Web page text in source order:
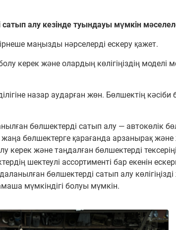
алу кезінде туындауы мүмкін
маңызды нәрселерді ескеру қажет.
керек және олардың көлігіңіздің
назар аударған жөн. Бөлшектің кәсіби
бөлшектерді сатып алу — автокөлік
жаңа бөлшектерге қарағанда арзанырақ
және таңдалған бөлшектерді
шектеулі ассортименті бар екенін
бөлшектерді сатып алу
мүмкіндігі болуы мүмкін.